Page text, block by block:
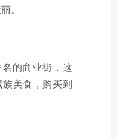
。
的商业街，这
美食，购买到